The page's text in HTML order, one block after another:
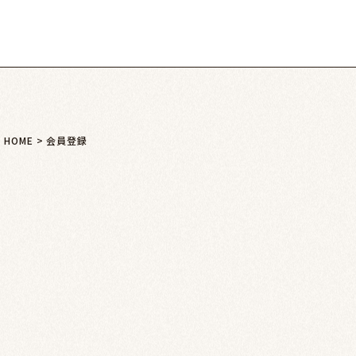
HOME 会員登録